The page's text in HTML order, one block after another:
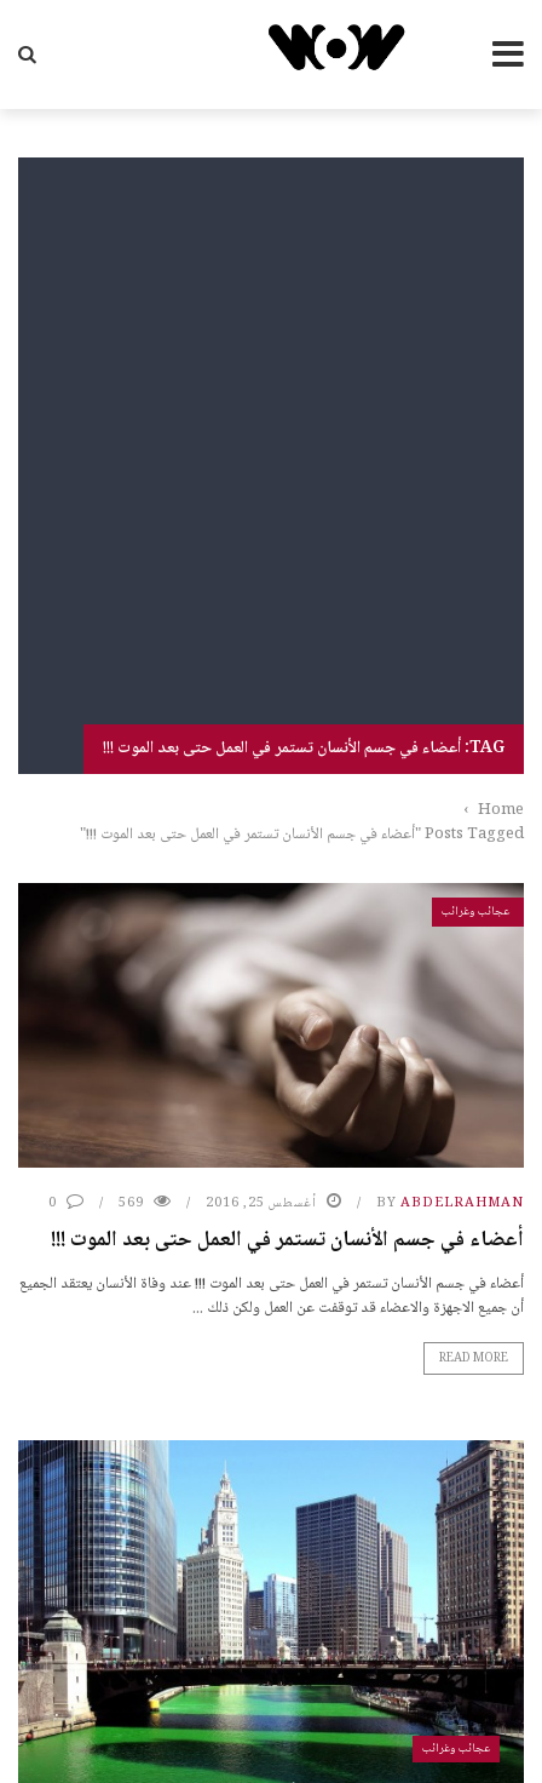
TAG: أعضاء في جسم الأنسان تستمر في العمل حتى بعد الموت !!!
Home
›
Posts Tagged "أعضاء في جسم الأنسان تستمر في العمل حتى بعد الموت !!!"
عجائب وغرائب
BY ABDELRAHMAN أغسطس 25, 2016 569
0
أعضاء في جسم الأنسان تستمر في العمل حتى بعد الموت !!!
أعضاء في جسم الأنسان تستمر في العمل حتى بعد الموت !!! عند وفاة الأنسان يعتقد الجميع
أن جميع الاجهزة والاعضاء قد توقفت عن العمل ولكن ذلك ...
READ MORE
عجائب وغرائب